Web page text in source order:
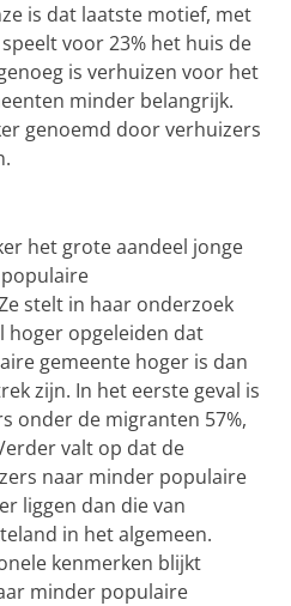
is dat laatste motief, met
voor 23% het huis de
is verhuizen voor het
minder belangrijk.
genoemd door verhuizers
het grote aandeel jonge
stelt in haar onderzoek
hoger opgeleiden dat
gemeente hoger is dan
zijn. In het eerste geval is
onder de migranten 57%,
valt op dat de
naar minder populaire
liggen dan die van
in het algemeen.
kenmerken blijkt
minder populaire